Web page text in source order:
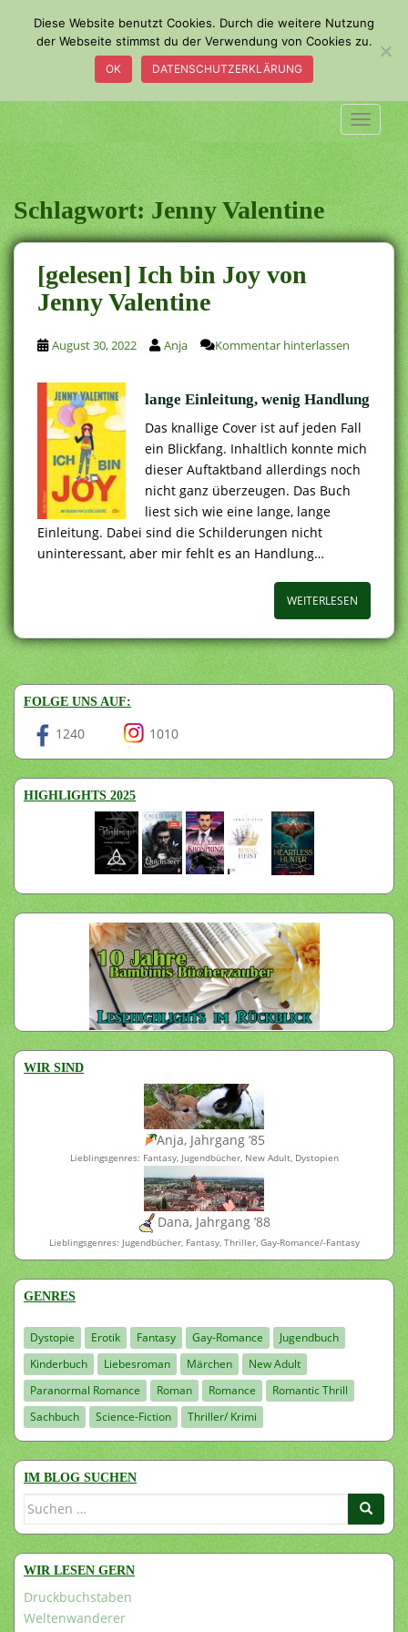
o
a
i
n
c
o
n
t
e
n
t
Schlagwort:Jenny Valentine
[gelesen] Ich bin Joy von
Jenny Valentine
August 30, 2022 Anja Kommentar hinterlassen
lange Einleitung, wenig Handlung
Das knallige Cover ist auf jeden Fall
ein Blickfang. Inhaltlich konnte mich
dieser Auftaktband allerdings noch
nicht ganz überzeugen. Das Buch
liest sich wie eine lange, lange
Einleitung. Dabei sind die Schilderungen nicht
uninteressant, aber mir fehlt es an Handlung…
WEITERLESEN
FOLGE UNS AUF:
1240 1010
HIGHLIGHTS 2025
WIR SIND
Anja, Jahrgang ’85
Lieblingsgenres: Fantasy, Jugendbücher, New Adult, Dystopien
Dana, Jahrgang ’88
Lieblingsgenres: Jugendbücher, Fantasy, Thriller, Gay-Romance/-Fantasy
GENRES
Dystopie Erotik Fantasy Gay-Romance
Jugendbuch
Kinderbuch
Liebesroman Märchen
New Adult
Paranormal Romance
Roman Romance
Romantic Thrill
Sachbuch
Science-Fiction Thriller/ Krimi
IM BLOG SUCHEN
Suchen
WIR LESEN GERN
Druckbuchstaben
Weltenwanderer
Diese Website benutzt Cookies. Durch die weitere Nutzung
der Webseite stimmst du der Verwendung von Cookies zu.
OK DATENSCHUTZERKLÄRUNG